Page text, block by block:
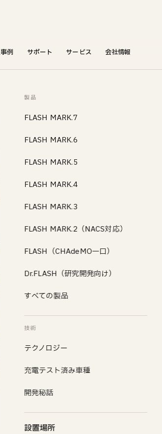
例 サポート サービス 会社情報
製品
FLASH MARK.7
FLASH MARK.6
FLASH MARK.5
FLASH MARK.4
FLASH MARK.3
FLASH MARK.2（NACS対応）
FLASH（CHAdeMO一口）
Dr.FLASH（研究開発向け）
すべての製品 →
技術
テクノロジー
充電テスト済み車種
開発秘話
設置場所
ウマウンテン成田」にEV急速充電器「FLASH」を導入。
市の
THE
ンテ
充電器
」を導